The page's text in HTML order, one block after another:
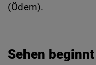
(Ödem).
Sehen